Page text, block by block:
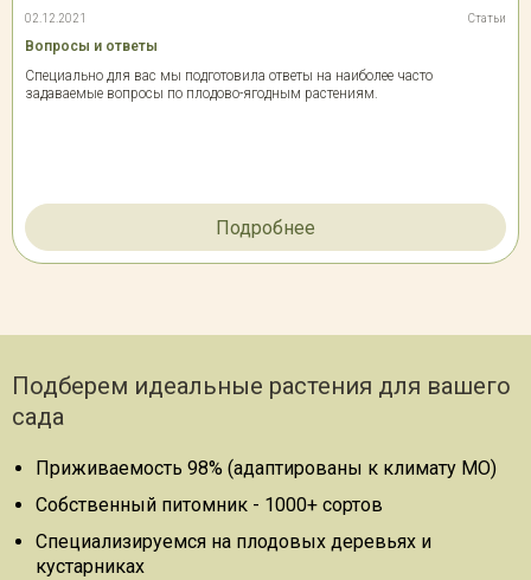
02.12.2021 Статьи
Вопросы и ответы
Специально для вас мы подготовила ответы на наиболее часто
задаваемые вопросы по плодово-ягодным растениям.
Подробнее
Подберем идеальные растения для вашего
сада
Приживаемость 98% (адаптированы к климату МО)
Собственный питомник - 1000+ сортов
Специализируемся на плодовых деревьях и
кустарниках